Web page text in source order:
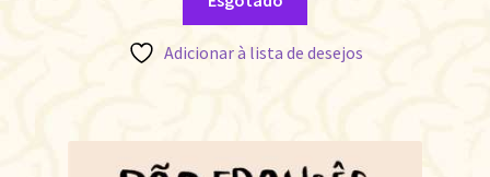
Adicionar à lista de desejos